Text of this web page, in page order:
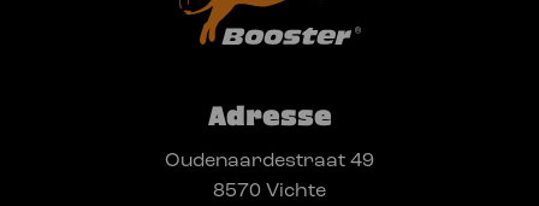
Adresse
Oudenaardestraat 49
8570 Vichte